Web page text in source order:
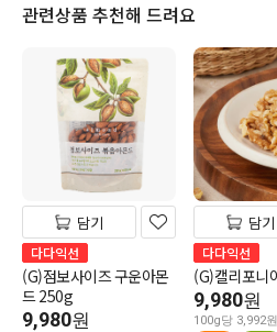
관련상품 추천해 드려요
담기
다다익선
(G)점보사이즈 구운아몬
드 250g
9,980원
담기
다다익선
(G)캘리포니
9,980원
100g당 3,992원